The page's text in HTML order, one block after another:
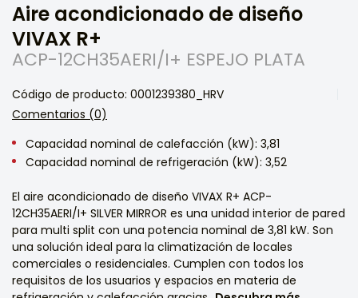
Aire acondicionado de diseño
VIVAX R+
ACP-12CH35AERI/I+ ESPEJO PLATA
Código de producto: 0001239380_HRV
Comentarios (0)
Capacidad nominal de calefacción (kW): 3,81
Capacidad nominal de refrigeración (kW): 3,52
El aire acondicionado de diseño VIVAX R+ ACP-
12CH35AERI/I+ SILVER MIRROR es una unidad interior de pared
para multi split con una potencia nominal de 3,81 kW. Son
una solución ideal para la climatización de locales
comerciales o residenciales. Cumplen con todos los
requisitos de los usuarios y espacios en materia de